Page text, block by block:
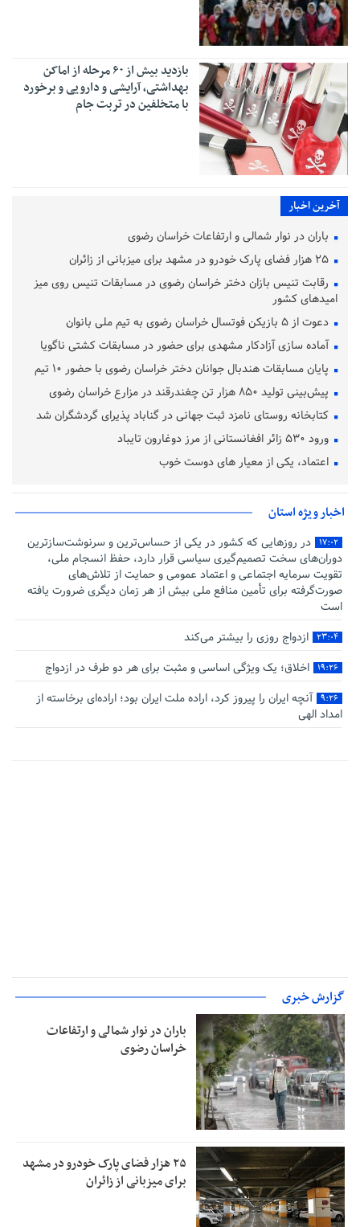
بازدید بیش از ۶۰ مرحله از اماکن
بهداشتی، آرایشی و دارویی و برخورد
با متخلفین در تربت جام
آخرین اخبار
باران در نوار شمالی و ارتفاعات خراسان رضوی
رقابت تنیس بازان دختر خراسان رضوی در مسابقات تنیس روی میز
امیدهای کشور
دعوت از ۵ بازیکن فوتسال خراسان رضوی به تیم ملی بانوان
آماده‌ سازی آزادکار مشهدی برای حضور در مسابقات کشتی ناگویا
پایان مسابقات هندبال جوانان دختر خراسان رضوی با حضور ۱۰ تیم
پیش‌بینی تولید ۸۵۰ هزار تن چغندرقند در مزارع خراسان رضوی
کتابخانه روستای نامزد ثبت جهانی در گناباد پذیرای گردشگران شد
ورود ۵۳۰ زائر افغانستانی از مرز دوغارون تایباد
اعتماد، یکی از معیار های دوست خوب
اخبار ویژه استان
۱۷:۰۲
در روزهایی که کشور در یکی از حساس‌ترین و سرنوشت‌سازترین
دوران‌های سخت تصمیم‌گیری سیاسی قرار دارد، حفظ انسجام ملی،
تقویت سرمایه اجتماعی و اعتماد عمومی و حمایت از تلاش‌های
صورت‌گرفته برای تأمین منافع ملی بیش از هر زمان دیگری ضرورت یافته
است
۲۳:۰۴ ازدواج روزی را بیشتر می‌کند
۱۹:۲۶ اخلاق؛ یک ویژگی اساسی و مثبت برای هر دو طرف در ازدواج
۹:۲۶
آنچه ایران را پیروز کرد، اراده ملت ایران بود؛ اراده‌ای برخاسته از
امداد الهی
گزارش خبری
باران در نوار شمالی و ارتفاعات
خراسان رضوی
۲۵ هزار فضای پارک خودرو در مشهد
برای میزبانی از زائران